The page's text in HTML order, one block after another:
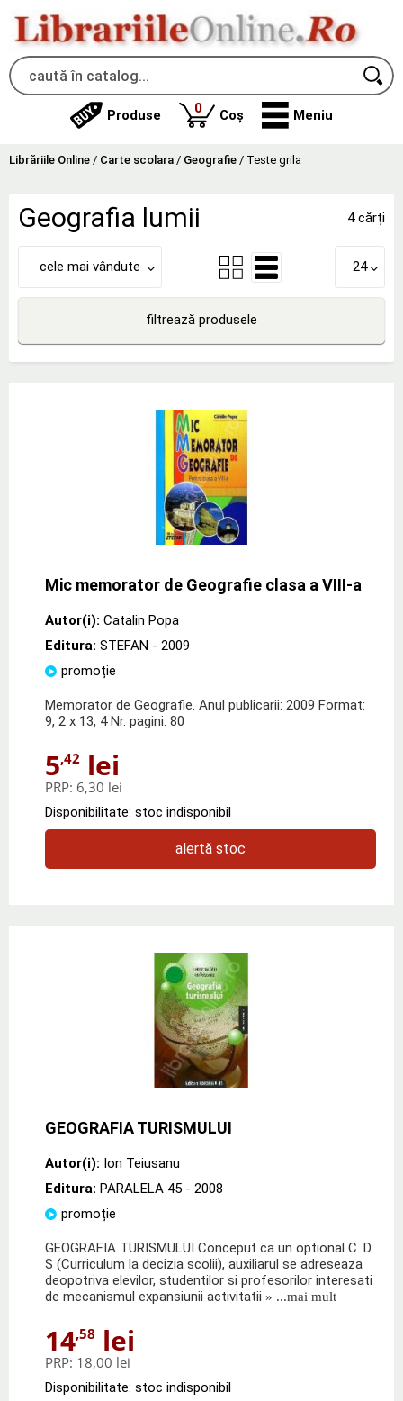
Produse 0produse
Coș Meniu
Librăriile Online / Carte scolara / Geografie / Teste grila
Geografia lumii 4 cărți
cele mai vândute 24
filtrează produsele
Mic memorator de Geografie clasa a VIII-a
Autor(i): Catalin Popa
Editura: STEFAN - 2009
promoție
Memorator de Geografie. Anul publicarii: 2009 Format:
9, 2 x 13, 4 Nr. pagini: 80
5,42 lei
PRP: 6,30 lei
Disponibilitate: stoc indisponibil
alertă stoc
GEOGRAFIA TURISMULUI
Autor(i): Ion Teiusanu
Editura: PARALELA 45 - 2008
promoție
GEOGRAFIA TURISMULUI Conceput ca un optional C. D.
S (Curriculum la decizia scolii), auxiliarul se adreseaza
deopotriva elevilor, studentilor si profesorilor interesati
de mecanismul expansiunii activitatii » ...mai mult
14,58 lei
PRP: 18,00 lei
Disponibilitate: stoc indisponibil